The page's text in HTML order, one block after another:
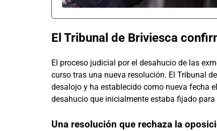
El Tribunal de Briviesca
El proceso judicial por el desahucio de las
curso tras una nueva resolución. El Tribunal
desalojo y ha establecido como nueva fecha
desahucio que inicialmente estaba fijado para
Una resolución que rechaza la